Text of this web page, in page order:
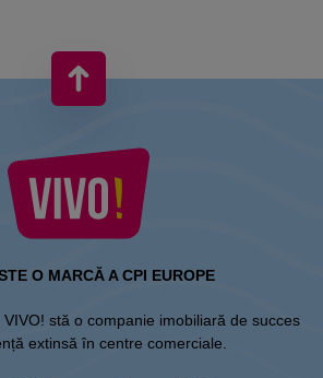
O MARCĂ A CPI EUROPE
stă o companie imobiliară de succes
extinsă în centre comerciale.